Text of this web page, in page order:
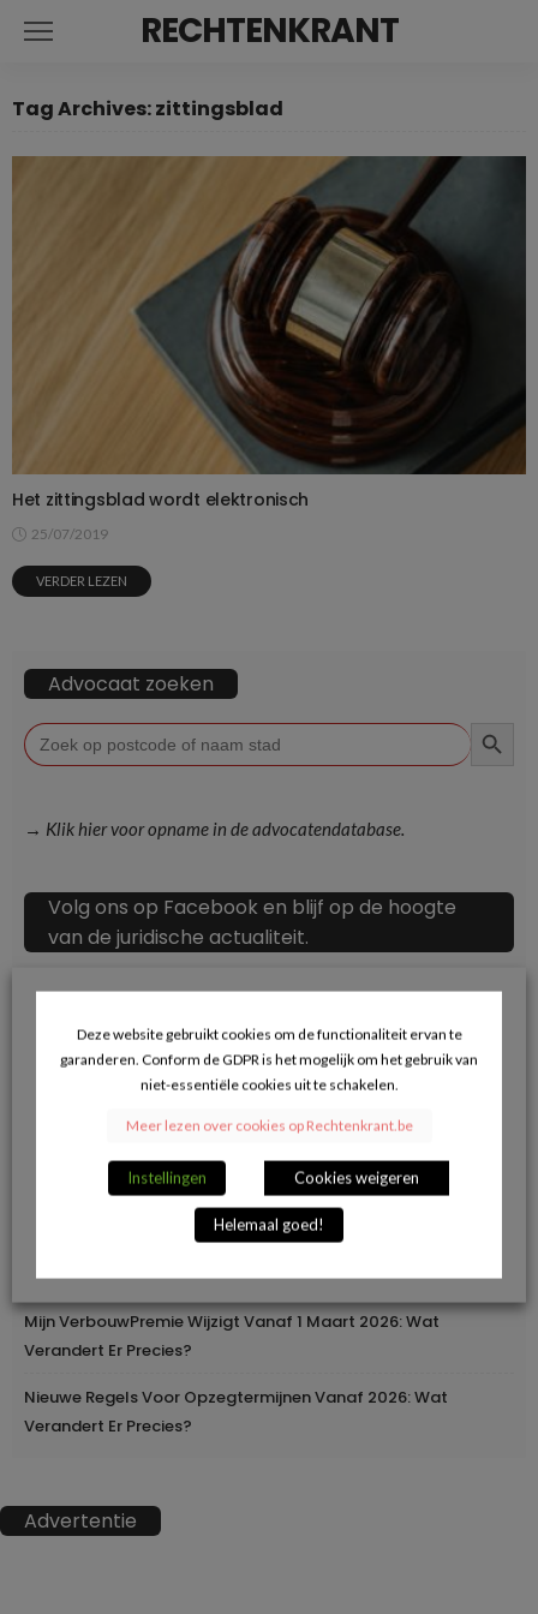
RECHTENKRANT
Tag Archives: zittingsblad
Het zittingsblad wordt elektronisch
25/07/2019
VERDER LEZEN
Advocaat zoeken
Zoek
naar:
→ Klik hier voor opname in de advocatendatabase.
Volg ons op Facebook en blijf op de hoogte
van de juridische actualiteit.
Recente berichten
Herroepingsrecht Bij Online Aankopen: Wanneer Mag Je Iets
Geleidelijke Verhoging Van Loopbaanvoorwaarden
Europa Moderniseert Het Rijbewijs: Digitaal En
Grensoverschrijdend
Mijn VerbouwPremie Wijzigt Vanaf 1 Maart 2026: Wat
Verandert Er Precies?
Nieuwe Regels Voor Opzegtermijnen Vanaf 2026: Wat
Verandert Er Precies?
Advertentie
Deze website gebruikt cookies om de functionaliteit ervan te
garanderen. Conform de GDPR is het mogelijk om het gebruik van
niet-essentiële cookies uit te schakelen.
Meer lezen over cookies op Rechtenkrant.be
Instellingen Cookies weigeren
Helemaal goed!